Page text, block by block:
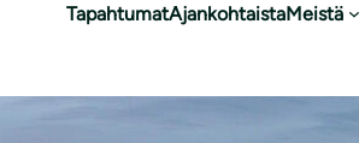
TapahtumatAjankohtaistaMeistä